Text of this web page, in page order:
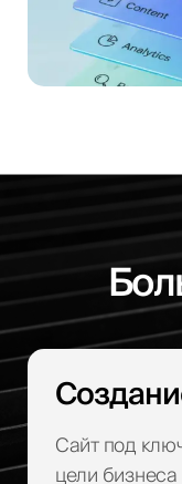
Сайт под
цели